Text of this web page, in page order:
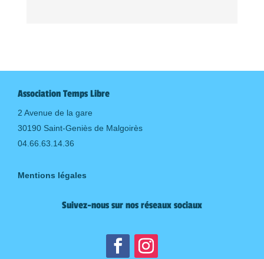
Association Temps Libre
2 Avenue de la gare
30190 Saint-Geniès de Malgoirès
04.66.63.14.36
Mentions légales
Suivez-nous sur nos réseaux sociaux